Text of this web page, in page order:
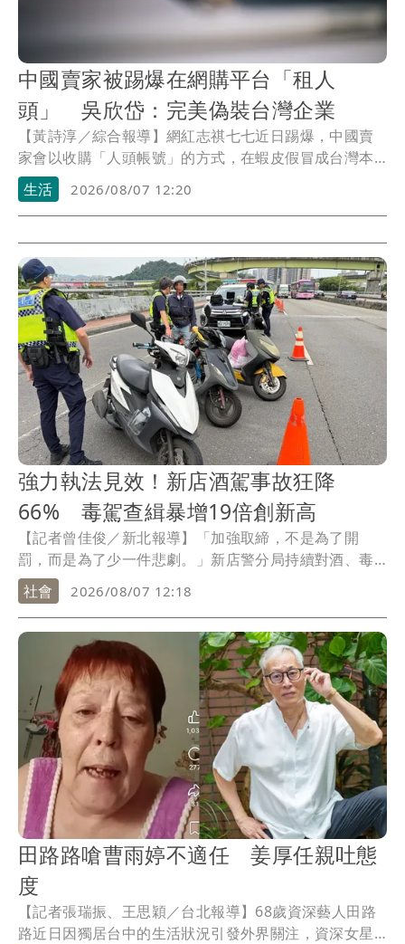
勝：時間久看出睿智
中國賣家被踢爆在網購平台「租人頭」
吳欣岱：完美偽裝台灣企業
中國賣家被踢爆在網購平台「租人
頭」 吳欣岱：完美偽裝台灣企業
【黃詩淳／綜合報導】網紅志祺七七近日踢爆，中國賣
家會以收購「人頭帳號」的方式，在蝦皮假冒成台灣本
土店家，台灣基進台北市港湖議員參選人吳欣岱見狀痛
批，「這對台灣社會造成兩個極大的危害」，她也喊話
蝦皮等電商網站必須擔起平台責任，政府相關單位也必
須硬起來。
生活 2026/08/07 12:20
強力執法見效！新店酒駕事故狂降
66% 毒駕查緝暴增19倍創新高
【記者曾佳俊／新北報導】「加強取締，不是為了開
罰，而是為了少一件悲劇。」新店警分局持續對酒、毒
駕祭出高強度執法，今年1月至7月底共查獲酒駕289件、
毒駕321件，其中毒駕查緝數更較去年同期暴增近19倍，
創下歷年新高；值得注意的是，在警方持續攔查與熱點
部署下，轄內酒駕交通事故僅發生5件，較去年同期15件
大幅下降66.7%，顯示強力執法已逐步發揮嚇阻效果。
社會 2026/08/07 12:18
田路路嗆曹雨婷不適任 姜厚任親吐態
度
【記者張瑞振、王思穎／台北報導】68歲資深藝人田路
路近日因獨居台中的生活狀況引發外界關注，資深女星